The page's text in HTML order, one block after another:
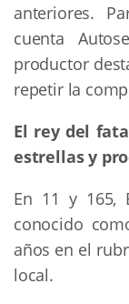
anteriores.
cuenta
productor
repetir la
El rey del
estrellas y
En 11 y 165,
conocido
años en el
local.